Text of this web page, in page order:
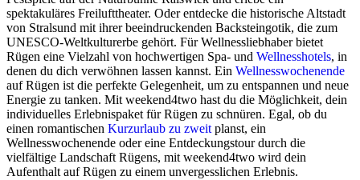
spektakuläres Freilufttheater. Oder entdecke die historische Altstadt
von Stralsund mit ihrer beeindruckenden Backsteingotik, die zum
UNESCO-Weltkulturerbe gehört. Für Wellnessliebhaber bietet
Rügen eine Vielzahl von hochwertigen Spa- und Wellnesshotels, in
denen du dich verwöhnen lassen kannst. Ein Wellnesswochenende
auf Rügen ist die perfekte Gelegenheit, um zu entspannen und neue
Energie zu tanken. Mit weekend4two hast du die Möglichkeit, dein
individuelles Erlebnispaket für Rügen zu schnüren. Egal, ob du
einen romantischen Kurzurlaub zu zweitplanst, ein
Wellnesswochenende oder eine Entdeckungstour durch die
vielfältige Landschaft Rügens, mit weekend4two wird dein
Aufenthalt auf Rügen zu einem unvergesslichen Erlebnis.